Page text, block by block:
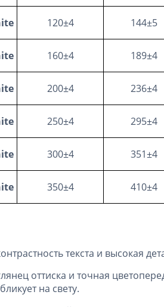
120±4 144±5
160±4 189±4
200±4 236±4
250±4 295±4
300±4 351±4
350±4 410±4
текста и высокая
оттиска и точная
на свету.